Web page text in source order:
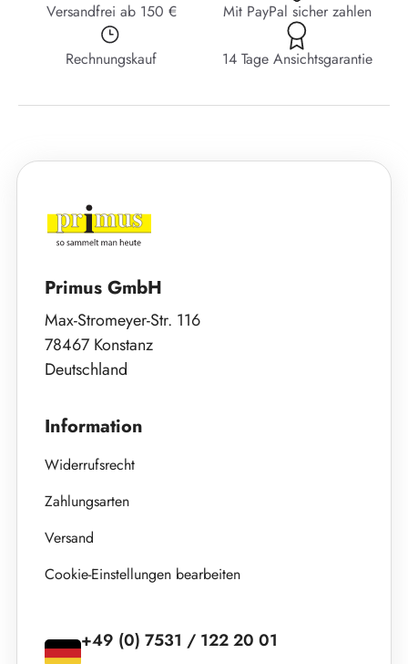
Versandfrei ab 150 € Mit PayPal sicher zahlen
Rechnungskauf 14 Tage Ansichtsgarantie
Primus GmbH
Max-Stromeyer-Str. 116
78467 Konstanz
Deutschland
Information
Widerrufsrecht
Zahlungsarten
Versand
Cookie-Einstellungen bearbeiten
+49 (0) 7531 / 122 20 01